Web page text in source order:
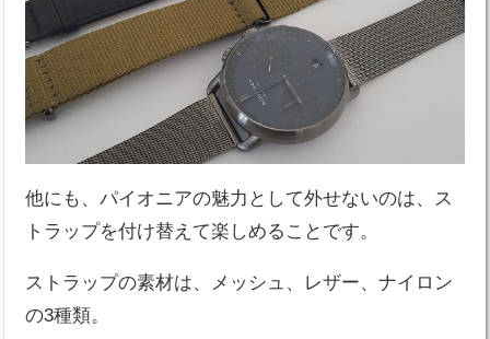
他にも、パイオニアの魅力として外せないのは、ス
トラップを付け替えて楽しめることです。
ストラップの素材は、メッシュ、レザー、ナイロン
の3種類。